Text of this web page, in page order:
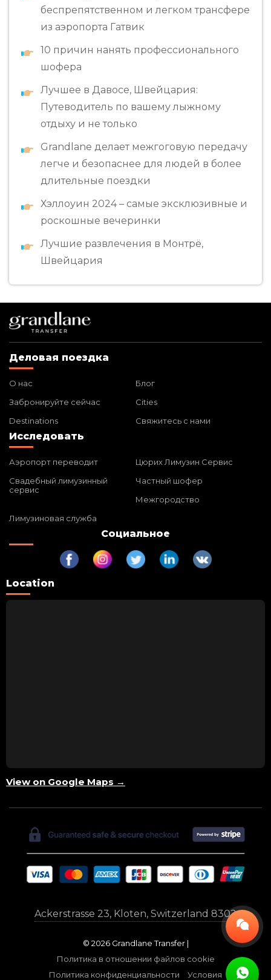
беспрепятственном и легком трансфере
из аэропорта Гатвик
10 причин нанять профессионального
шофера
Лучшее в Давосе, Швейцария:
Путеводитель по вашему лыжному
отдыху и не только
Grandlane делает межгоговую передачу
легче и безопаснее для людей в более
длительные поездки
Хэллоуин 2024 – самые эксклюзивные и
роскошные вечеринки
Лучшие развлечения в Монтрё,
Швейцария
Деловая поездка
О нас
Блог
Забронируйте сейчас
Cities
Destinations
Свяжитесь с нами
Исследовать
Аэропорт переводит
Цюрих Лимузин Сервис
Свадебный лимузинный
сервис
Частный шофер
Межгородство
Лимузиновая служба
Социальное
Location
View on Google Maps →
Ackerstrasse 23, Kloten, Switzerland 8302
© 2026 Grandlane Transfer |
Политика в отношении файлов cookie
Политика конфиденциальности
Условия